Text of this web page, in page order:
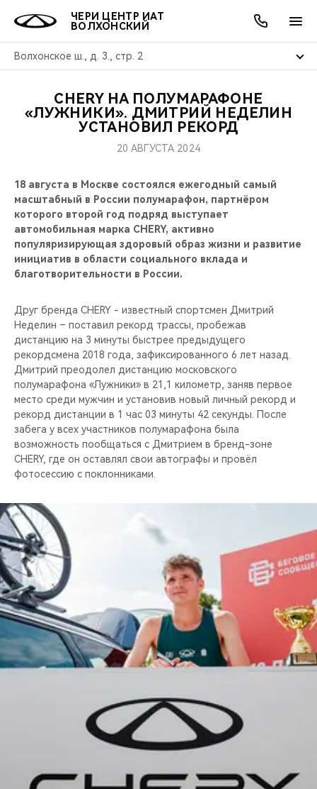
ЧЕРИ ЦЕНТР ИАТ
ВОЛХОНСКИЙ
Волхонское ш., д. 3., стр. 2
МОДЕЛИ
КРОССОВЕРЫ
СЕДАНЫ
НОВИНКИ
ПОКУПАТЕЛЯМ
ВЛАДЕЛЬЦАМ
ПОДДЕРЖКА
CHERY CONNECT
МИР CHERY
CHERY В СОЦСЕТЯХ
ЛЮДИ CHERY
CHERY REMOTE
CHERY И СПОРТ
НАШИ МЕРОПРИЯТИЯ
ВИДЕООБЗОРЫ
CHERY ДЛЯ ДЕТЕЙ
АКЦИИ
ОНЛАЙН СЕРВИСЫ
О КОМПАНИИ
CHERY НА ПОЛУМАРАФОНЕ
«ЛУЖНИКИ». ДМИТРИЙ НЕДЕЛИН
УСТАНОВИЛ РЕКОРД
20 АВГУСТА 2024
18 августа в Москве состоялся ежегодный самый
масштабный в России полумарафон, партнёром
которого второй год подряд выступает
автомобильная марка CHERY, активно
популяризирующая здоровый образ жизни и развитие
инициатив в области социального вклада и
благотворительности в России.
Друг бренда CHERY - известный спортсмен Дмитрий
Неделин – поставил рекорд трассы, пробежав
дистанцию на 3 минуты быстрее предыдущего
рекордсмена 2018 года, зафиксированного 6 лет назад.
Дмитрий преодолел дистанцию московского
полумарафона «Лужники» в 21,1 километр, заняв первое
место среди мужчин и установив новый личный рекорд и
рекорд дистанции в 1 час 03 минуты 42 секунды. После
забега у всех участников полумарафона была
возможность пообщаться с Дмитрием в бренд-зоне
CHERY, где он оставлял свои автографы и провёл
фотосессию с поклонниками.